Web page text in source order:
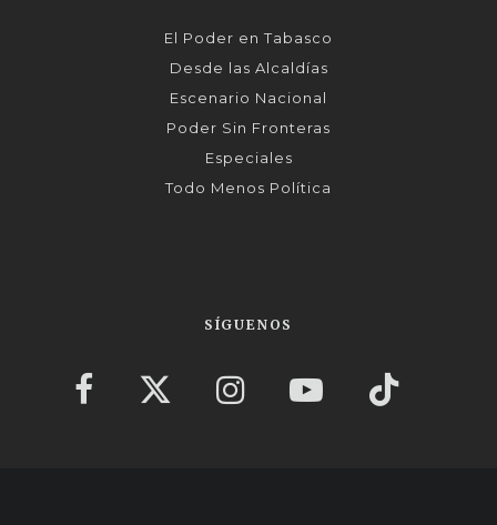
El Poder en Tabasco
Desde las Alcaldías
Escenario Nacional
Poder Sin Fronteras
Especiales
Todo Menos Política
SÍGUENOS